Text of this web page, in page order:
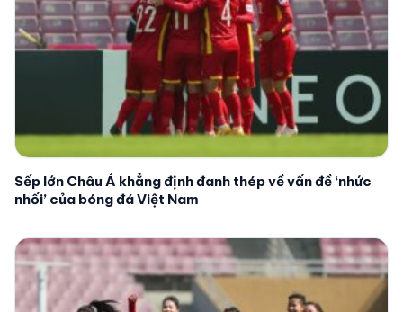
Sếp lớn Châu Á khẳng định đanh thép về vấn đề ‘nhức
nhối’ của bóng đá Việt Nam